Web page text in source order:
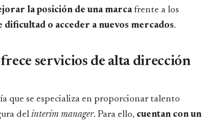
la posición de una marcafrente a los
o acceder a nuevos mercados.
servicios de alta dirección
que se especializa en proporcionar talento
del interim manager. Para ello, cuentan con un